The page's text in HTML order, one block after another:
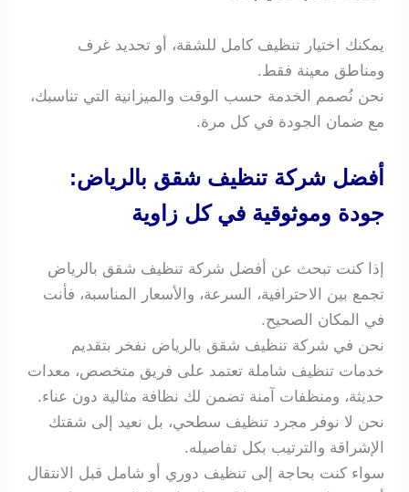
يمكنك اختيار تنظيف كامل للشقة، أو تحديد غرف
ومناطق معينة فقط.
نحن نُصمم الخدمة حسب الوقت والميزانية التي تناسبك،
مع ضمان الجودة في كل مرة.
أفضل شركة تنظيف شقق بالرياض:
جودة وموثوقية في كل زاوية
إذا كنت تبحث عن أفضل شركة تنظيف شقق بالرياض
تجمع بين الاحترافية، السرعة، والأسعار المناسبة، فأنت
في المكان الصحيح.
نحن في شركة تنظيف شقق بالرياض نفخر بتقديم
خدمات تنظيف شاملة تعتمد على فريق متخصص، معدات
حديثة، ومنظفات آمنة تضمن لك نظافة مثالية دون عناء.
نحن لا نوفر مجرد تنظيف سطحي، بل نعيد إلى شقتك
الإشراقة والترتيب بكل تفاصيله.
سواء كنت بحاجة إلى تنظيف دوري أو شامل قبل الانتقال